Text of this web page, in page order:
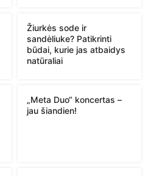
Žiurkės sode ir
sandėliuke? Patikrinti
būdai, kurie jas atbaidys
natūraliai
„Meta Duo“ koncertas –
jau šiandien!